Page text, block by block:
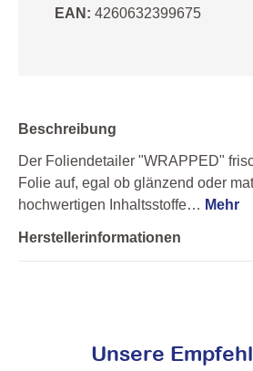
EAN: 4260632399675
Beschreibung
Der Foliendetailer "WRAPPED"
Folie auf, egal ob glänzend oder
hochwertigen Inhaltsstoffe… Mehr
Herstellerinformationen
Unsere